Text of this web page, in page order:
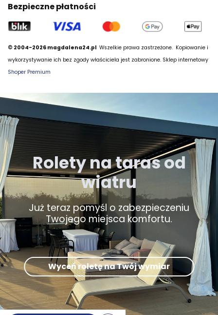
Bezpieczne płatności
© 2004-2026 magdalena24.pl Wszelkie prawa zastrzeżone. Kopiowanie i
wykorzystywanie ich bez zgody właściciela jest zabronione. Sklep internetowy
Shoper Premium
Rolety na taras od
wiatru
Już teraz pomyśl o zabezpieczeniu
Twojego miejsca komfortu.
Wyceń roletę na Twój wymiar